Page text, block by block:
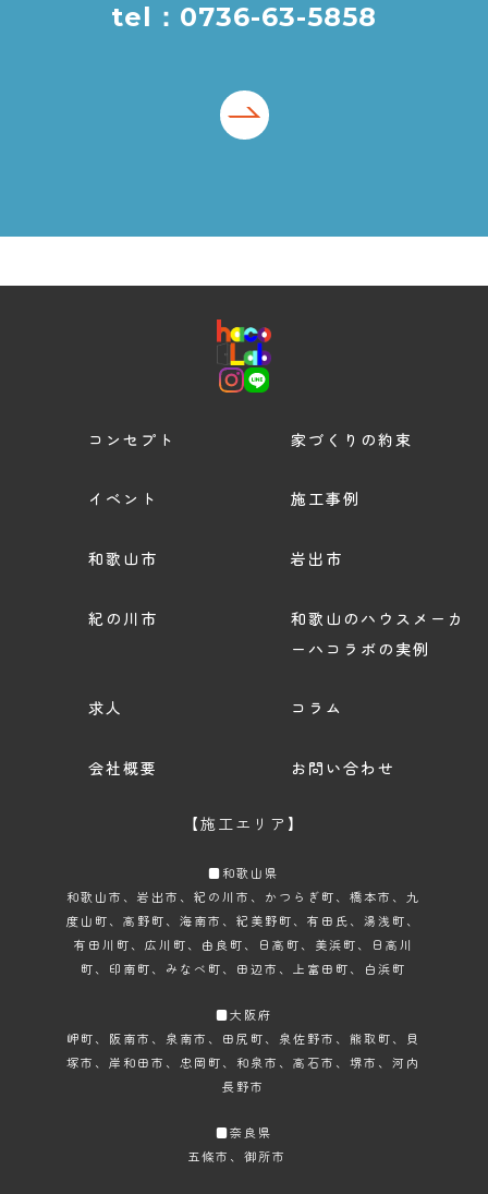
tel：0736-63-5858
コンセプト 家づくりの約束
イベント 施工事例
和歌山市 岩出市
紀の川市
和歌山のハウスメーカ
ーハコラボの実例
求人 コラム
会社概要 お問い合わせ
【施工エリア】
■和歌山県
和歌山市 、岩出市、紀の川市、かつらぎ町、橋本市、九
度山町、高野町、海南市、紀美野町、有田氏、湯浅町、
有田川町、広川町、由良町、日高町、美浜町、日高川
町、印南町、みなべ町、田辺市、上富田町、白浜町
■大阪府
岬町、阪南市、泉南市、田尻町、泉佐野市、熊取町、貝
塚市、岸和田市、忠岡町、和泉市、高石市、堺市、河内
長野市
■奈良県
五條市、御所市